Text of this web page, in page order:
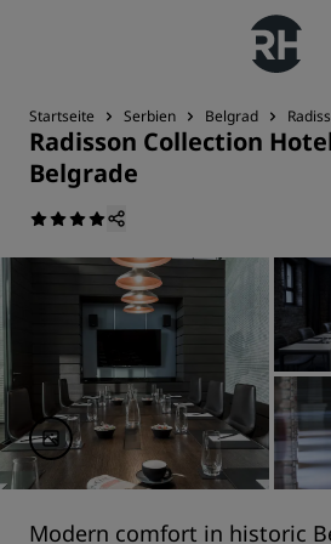
Startseite Serbien Belgrad
Radisson Collection
Belgrade
Modern comfort in historic